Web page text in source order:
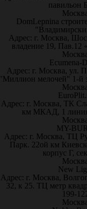
павильон
DomLepnina
Адрес: г. Москва,
владение 19, Пав.12
Ecumena-
Адрес: г. Москва, ул.
мелочей" 1-й
Адрес: г. Москва, ТК
км МКАД, 1
MY-
Адрес: г. Москва, ТЦ
Парк. 22ой км
корпус Г,
New
Адрес: г. Москва,
32, к 25. ТЦ метр
199-